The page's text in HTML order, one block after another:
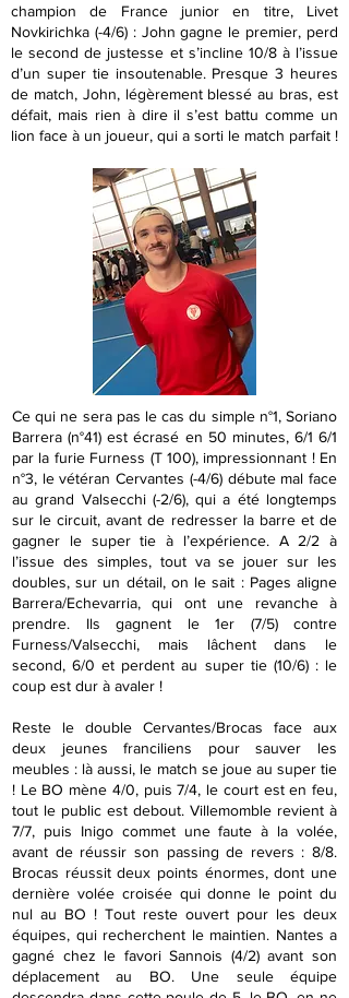
champion de France junior en titre, Livet
Novkirichka (-4/6) : John gagne le premier, perd
le second de justesse et s’incline 10/8 à l’issue
d’un super tie insoutenable. Presque 3 heures
de match, John, légèrement blessé au bras, est
défait, mais rien à dire il s’est battu comme un
lion face à un joueur, qui a sorti le match parfait !
Ce qui ne sera pas le cas du simple n°1, Soriano
Barrera (n°41) est écrasé en 50 minutes, 6/1 6/1
par la furie Furness (T 100), impressionnant ! En
n°3, le vétéran Cervantes (-4/6) débute mal face
au grand Valsecchi (-2/6), qui a été longtemps
sur le circuit, avant de redresser la barre et de
gagner le super tie à l’expérience. A 2/2 à
l’issue des simples, tout va se jouer sur les
doubles, sur un détail, on le sait : Pages aligne
Barrera/Echevarria, qui ont une revanche à
prendre. Ils gagnent le 1er (7/5) contre
Furness/Valsecchi, mais lâchent dans le
second, 6/0 et perdent au super tie (10/6) : le
coup est dur à avaler !
Reste le double Cervantes/Brocas face aux
deux jeunes franciliens pour sauver les
meubles : là aussi, le match se joue au super tie
! Le BO mène 4/0, puis 7/4, le court est en feu,
tout le public est debout. Villemomble revient à
7/7, puis Inigo commet une faute à la volée,
avant de réussir son passing de revers : 8/8.
Brocas réussit deux points énormes, dont une
dernière volée croisée qui donne le point du
nul au BO ! Tout reste ouvert pour les deux
équipes, qui recherchent le maintien. Nantes a
gagné chez le favori Sannois (4/2) avant son
déplacement au BO. Une seule équipe